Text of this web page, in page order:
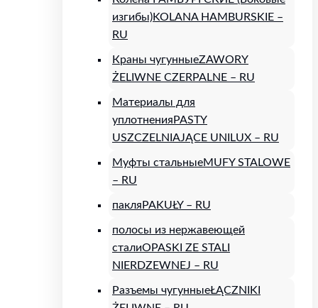
изгибы)KOLANA HAMBURSKIE –
RU
Краны чугунныеZAWORY
ŻELIWNE CZERPALNE – RU
Материалы для
уплотнения PASTY
USZCZELNIAJĄCE UNILUX – RU
Муфты стальныеMUFY STALOWE
– RU
пакля PAKUŁY – RU
полосы из нержавеющей
сталиOPASKI ZE STALI
NIERDZEWNEJ – RU
Разъемы чугунныеŁĄCZNIKI